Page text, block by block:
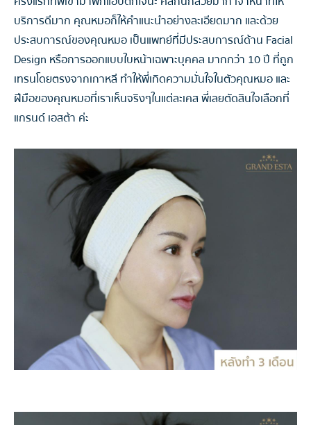
บริการดีมาก คุณหมอก็ให้คำแนะนำอย่างละเอียดมาก และด้วย
ประสบการณ์ของคุณหมอ เป็นแพทย์ที่มีประสบการณ์ด้าน Facial
Design หรือการออกแบบใบหน้าเฉพาะบุคคล มากกว่า 10 ปี ที่ถูก
เทรนโดยตรงจากเกาหลี ทำให้พี่เกิดความมั่นใจในตัวคุณหมอ และ
ฝีมือของคุณหมอที่เราเห็นจริงๆในแต่ละเคส พี่เลยตัดสินใจเลือกที่
แกรนด์ เอสต้า ค่ะ